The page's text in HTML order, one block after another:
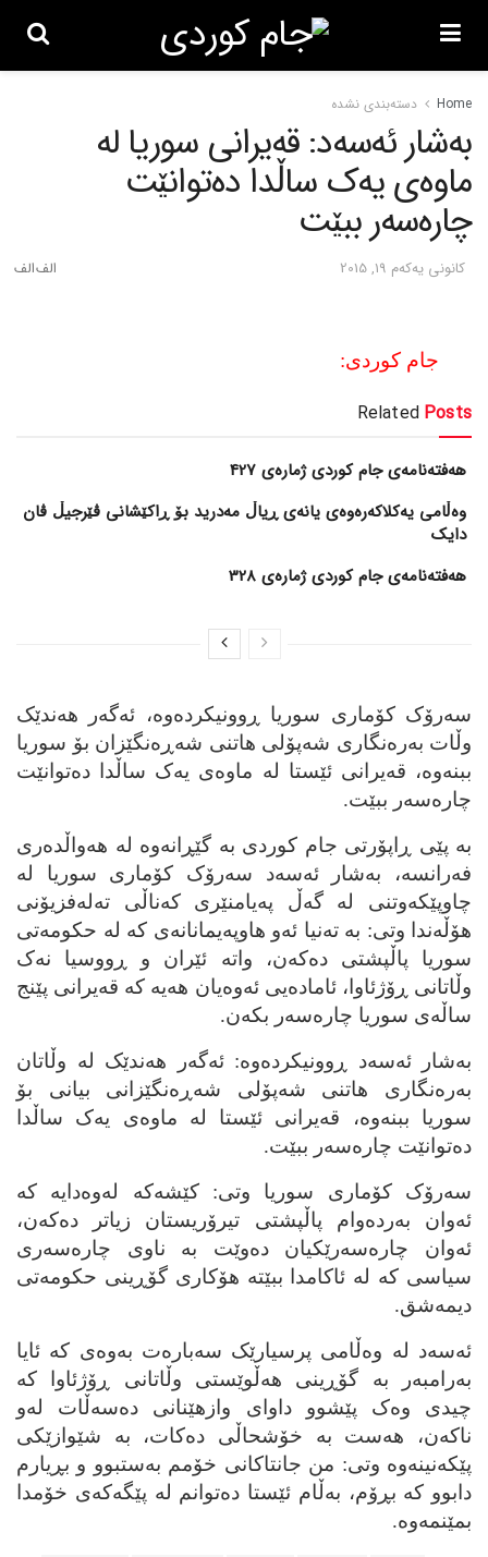
Home دسته‌بندی نشده
به‌شار ئه‌سه‌د: قه‌یرانی سوریا له‌
ماوه‌ی یه‌ک ساڵدا ده‌توانێت
چاره‌سه‌ر ببێت
كانونی یه‌كه‌م 19, 2015
جام کوردی:
Related Posts
هەفتەنامەی جام کوردی ژمارەی 427
وەڵامی یەکلاکەرەوەی یانەی ڕیاڵ مەدرید بۆ ڕاکێشانی ڤێرجیڵ ڤان
دایک
هەفتەنامەی جام کوردی ژمارەی 328
سه‌رۆک کۆماری سوریا ڕوونیکرده‌وه‌، ئه‌گه‌ر هه‌ندێک
وڵات به‌ره‌نگاری شه‌پۆلی هاتنی شه‌ڕه‌نگێزان بۆ سوریا
ببنه‌وه‌، قه‌یرانی ئێستا له‌ ماوه‌ی یه‌ک ساڵدا ده‌توانێت
چاره‌سه‌ر ببێت.
به‌ پێی ڕاپۆرتی جام کوردی به‌ گێڕانه‌وه‌ له‌ هه‌واڵده‌ری
فه‌رانسه‌، به‌شار ئه‌سه‌د سه‌رۆک کۆماری سوریا له‌
چاوپێکه‌وتنی له‌ گه‌ڵ په‌یامنێری که‌ناڵی ته‌له‌فزیۆنی
هۆڵه‌ندا وتی: به‌ ته‌نیا ئه‌و هاوپه‌یمانانه‌ی که‌ له‌ حکومه‌تی
سوریا پاڵپشتی ده‌که‌ن، واته‌ ئێران و ڕووسیا نه‌ک
وڵاتانی ڕۆژئاوا، ئاماده‌یی ئه‌وه‌یان هه‌یه‌ که‌ قه‌یرانی پێنج
ساڵه‌ی سوریا چاره‌سه‌ر بکه‌ن.
به‌شار ئه‌سه‌د ڕوونیکرده‌وه‌: ئه‌گه‌ر هه‌ندێک له‌ وڵاتان
به‌ره‌نگاری هاتنی شه‌پۆلی شه‌ڕه‌نگێزانی بیانی بۆ
سوریا ببنه‌وه‌، قه‌یرانی ئێستا له‌ ماوه‌ی یه‌ک ساڵدا
ده‌توانێت چاره‌سه‌ر ببێت.
سه‌رۆک کۆماری سوریا وتی: کێشه‌که‌ له‌وه‌دایه‌ که‌
ئه‌وان به‌رده‌وام پاڵپشتی تیرۆریستان زیاتر ده‌که‌ن،
ئه‌وان چاره‌سه‌رێکیان ده‌وێت به‌ ناوی چاره‌سه‌ری
سیاسی که‌ له‌ ئاکامدا ببێته‌ هۆکاری گۆڕینی حکومه‌تی
دیمه‌شق.
ئه‌سه‌د له‌ وه‌ڵامی پرسیارێک سه‌باره‌ت به‌وه‌ی که‌ ئایا
به‌رامبه‌ر به‌ گۆڕینی هه‌ڵوێستی وڵاتانی ڕۆژئاوا که‌
چیدی وه‌ک پێشوو داوای وازهێنانی ده‌سه‌ڵات له‌و
ناکه‌ن، هه‌ست به‌ خۆشحاڵی ده‌کات، به‌ شێوازێکی
پێکه‌نینه‌وه‌ وتی: من جانتاکانی خۆمم به‌ستبوو و بڕیارم
دابوو که‌ بڕۆم، به‌ڵام ئێستا ده‌توانم له‌ پێگه‌که‌ی خۆمدا
بمێنمه‌وه‌.